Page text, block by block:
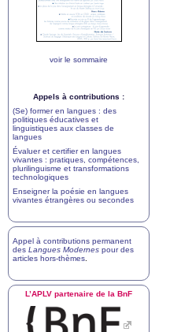
voir le sommaire
Appels à contributions :
(Se) former en langues : des
politiques éducatives et
linguistiques aux classes de
langues
Évaluer et certifier en langues
vivantes : pratiques, compétences,
plurilinguisme et transformations
technologiques
Enseigner la poésie en langues
vivantes étrangères ou secondes
Appel à contributions permanent
des Langues Modernes pour des
articles hors-thèmes
L’APLV partenaire de la BnF